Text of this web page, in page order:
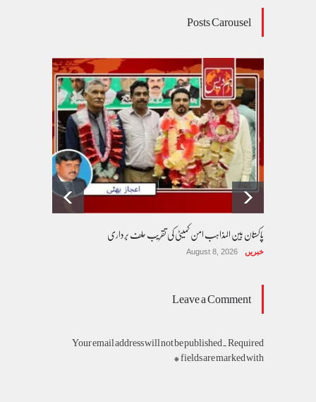
Posts Carousel
پاکستان بین المذاہب امن کمیٹی کی تقریب حلف برداری
خبریں August 8, 2026
Leave a Comment
Your email address will not be published. Required
fields are marked with *